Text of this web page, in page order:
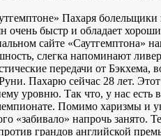
Пахаря болельщики
очень быстр и обладает
сайте «Саутгемптона»
слегка напоминают
передачи от Бэкхема,
Пахарю сейчас 28 лет.
уровню. Так что, у нас есть
Помимо харизмы и
«забивало» напрочь занято.
грандов английской